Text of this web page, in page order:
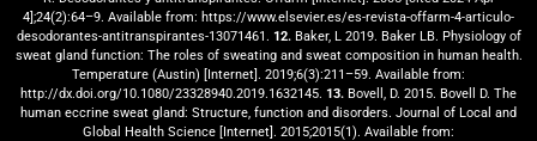
4];24(2):64–9. Available from: https://www.elsevier.es/es-revista-offarm-4-articulo-
desodorantes-antitranspirantes-13071461. 12.Baker, L 2019. Baker LB. Physiology of
sweat gland function: The roles of sweating and sweat composition in human health.
Temperature (Austin) [Internet]. 2019;6(3):211–59. Available from:
http://dx.doi.org/10.1080/23328940.2019.1632145. 13. Bovell, D. 2015. Bovell D. The
human eccrine sweat gland: Structure, function and disorders. Journal of Local and
Global Health Science [Internet]. 2015;2015(1). Available from: